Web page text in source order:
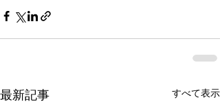
最新記事 すべて表示